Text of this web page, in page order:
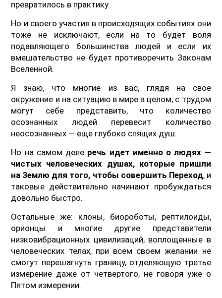
превратилось в практику.
Но и своего участия в происходящих событиях они
тоже не исключают, если на то будет воля
подавляющего большинства людей и если их
вмешательство не будет противоречить Законам
Вселенной.
Я знаю, что многие из вас, глядя на свое
окружение и на ситуацию в мире в целом, с трудом
могут себе представить, что количество
осознанных людей перевесит количество
неосознанных — еще глубоко спящих душ.
Но на самом деле речь идет именно о людях —
чистых человеческих душах, которые пришли
на Землю для того, чтобы совершить Переход, и
таковые действительно начинают пробуждаться
довольно быстро.
Остальные же: клоны, биороботы, рептилоиды,
орионцы и многие другие представители
низковибрационных цивилизаций, воплощенные в
человеческих телах, при всем своем желании не
смогут перешагнуть границу, отделяющую третье
измерение даже от четвертого, не говоря уже о
Пятом измерении.